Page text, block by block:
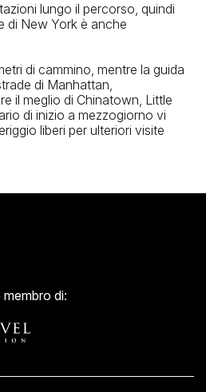
lungo il percorso, quindi
di New York è anche
di cammino, mentre la guida
di Manhattan,
il meglio di Chinatown, Little
di inizio a mezzogiorno vi
liberi per ulteriori visite
di: